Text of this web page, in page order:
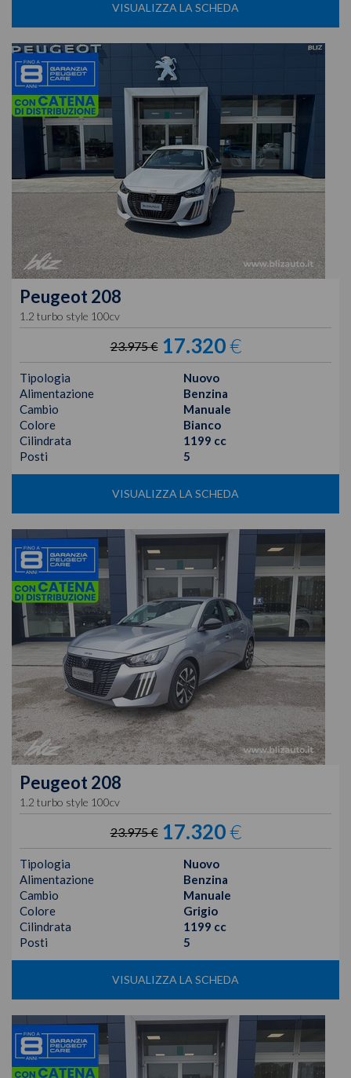
VISUALIZZA LA SCHEDA
Peugeot 208
1.2 turbo style 100cv
23.975 € 17.320€
Tipologia
Nuovo
Alimentazione
Benzina
Cambio
Manuale
Colore
Bianco
Cilindrata
1199 cc
Posti
5
VISUALIZZA LA SCHEDA
Peugeot 208
1.2 turbo style 100cv
23.975 € 17.320€
Tipologia
Nuovo
Alimentazione
Benzina
Cambio
Manuale
Colore
Grigio
Cilindrata
1199 cc
Posti
5
VISUALIZZA LA SCHEDA